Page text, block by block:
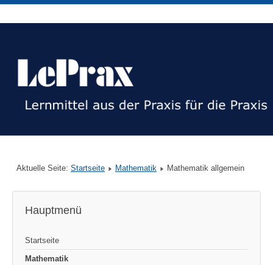
Aktuelle Seite: Startseite Mathematik Mathematik allgemein
Hauptmenü
Startseite
Mathematik